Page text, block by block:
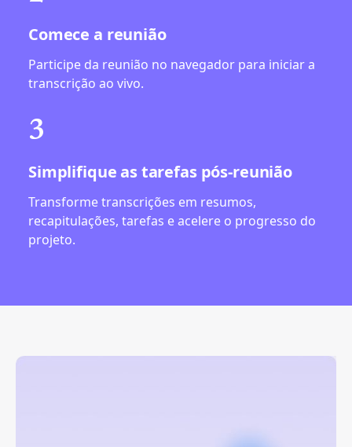
Comece a reunião
Participe da reunião no navegador para iniciar a
transcrição ao vivo.
3
Simplifique as tarefas pós-reunião
Transforme transcrições em resumos,
recapitulações, tarefas e acelere o progresso do
projeto.